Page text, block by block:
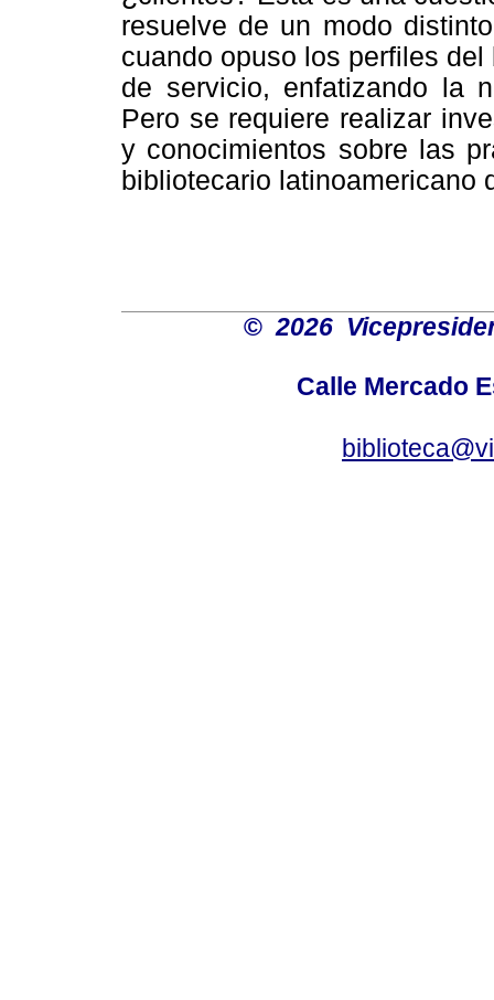
resuelve de un modo
cuando opuso los perfiles
de servicio, enfatizando la
Pero se requiere realizar
y conocimientos sobre las
bibliotecario latinoamericano
©2026
Calle Mercado